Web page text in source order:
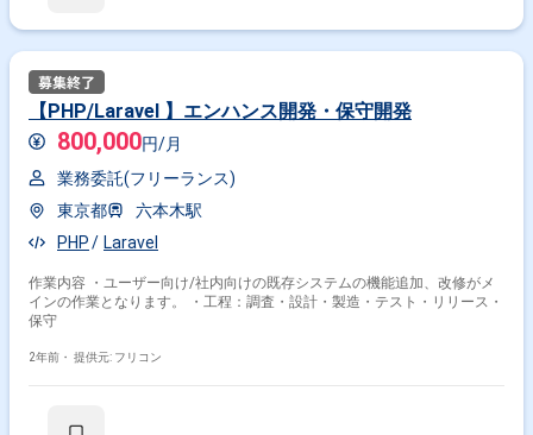
【PHP/Laravel 】エンハンス開発・保守開発
800,000円/月
業務委託(フリーランス)
東京都
六本木駅
PHP
Laravel
作業内容 ・ユーザー向け/社内向けの既存システムの機能追加、改修がメ
インの作業となります。 ・工程：調査・設計・製造・テスト・リリース・
保守
2年前・ 提供元: フリコン